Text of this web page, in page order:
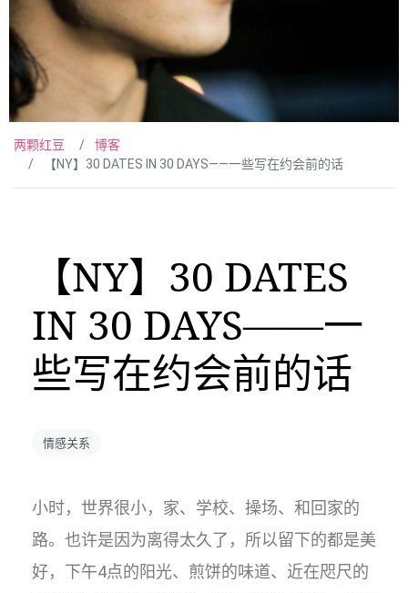
两颗红豆
博客
【NY】30 DATES IN 30 DAYS——一些写在约会前的话
【NY】30 DATES
IN 30 DAYS——一
些写在约会前的话
情感关系
​小时，世界很小，家、学校、操场、和回家的
路。也许是因为离得太久了，所以留下的都是美
好，下午4点的阳光、煎饼的味道、近在咫尺的